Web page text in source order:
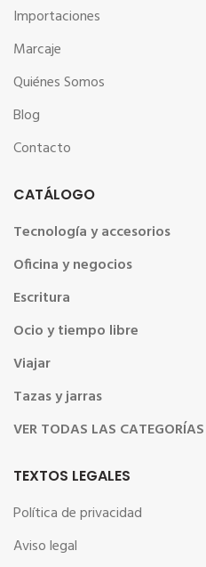
Importaciones
Marcaje
Quiénes Somos
Blog
Contacto
CATÁLOGO
Tecnología y accesorios
Oficina y negocios
Escritura
Ocio y tiempo libre
Viajar
Tazas y jarras
VER TODAS LAS CATEGORÍAS
TEXTOS LEGALES
Política de privacidad
Aviso legal